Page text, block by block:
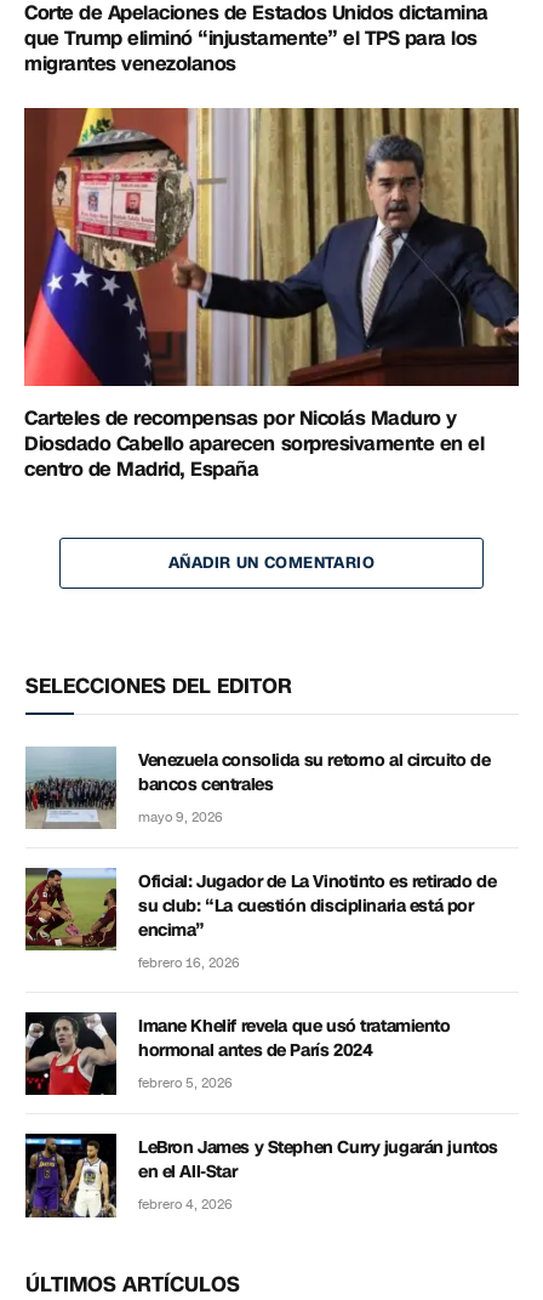
Corte de Apelaciones de Estados Unidos dictamina
que Trump eliminó “injustamente” el TPS para los
migrantes venezolanos
Carteles de recompensas por Nicolás Maduro y
Diosdado Cabello aparecen sorpresivamente en el
centro de Madrid, España
AÑADIR UN COMENTARIO
SELECCIONES DEL EDITOR
Venezuela consolida su retorno al circuito de
bancos centrales
mayo 9, 2026
Oficial: Jugador de La Vinotinto es retirado de
su club: “La cuestión disciplinaria está por
encima”
febrero 16, 2026
Imane Khelif revela que usó tratamiento
hormonal antes de París 2024
febrero 5, 2026
LeBron James y Stephen Curry jugarán juntos
en el All-Star
febrero 4, 2026
ÚLTIMOS ARTÍCULOS